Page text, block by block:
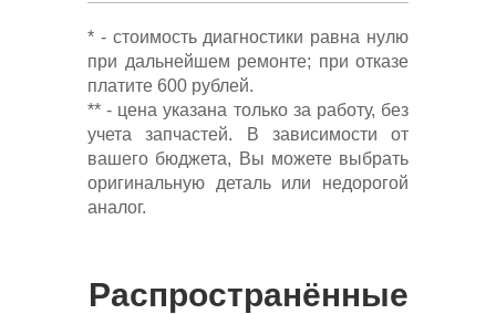
* - стоимость диагностики равна нулю
при дальнейшем ремонте; при отказе
платите 600 рублей.
** - цена указана только за работу, без
учета запчастей. В зависимости от
вашего бюджета, Вы можете выбрать
оригинальную деталь или недорогой
аналог.
Распространённые